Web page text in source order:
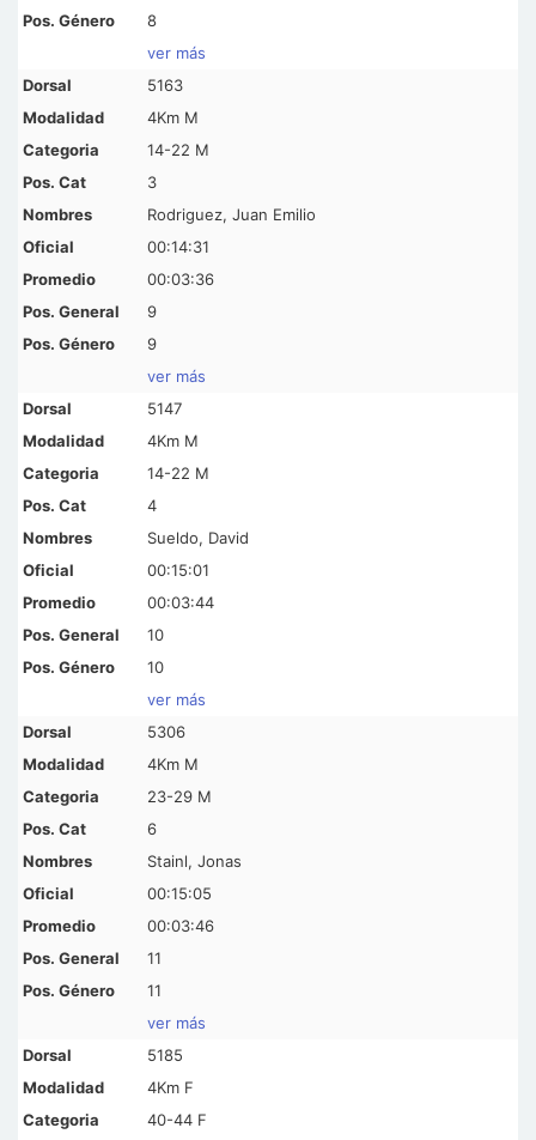
8
ver más
5163
4Km M
14-22 M
3
Rodriguez, Juan Emilio
00:14:31
00:03:36
9
9
ver más
5147
4Km M
14-22 M
4
Sueldo, David
00:15:01
00:03:44
10
10
ver más
5306
4Km M
23-29 M
6
Stainl, Jonas
00:15:05
00:03:46
11
11
ver más
5185
4Km F
40-44 F